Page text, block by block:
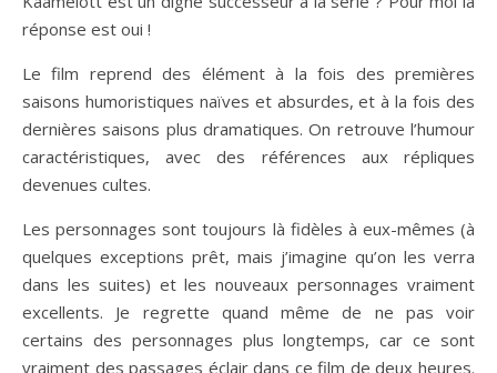
réponse est oui !
Le film reprend des élément à la fois des premières
saisons humoristiques naïves et absurdes, et à la fois des
dernières saisons plus dramatiques. On retrouve l’humour
caractéristiques, avec des références aux répliques
devenues cultes.
Les personnages sont toujours là fidèles à eux-mêmes (à
quelques exceptions prêt, mais j’imagine qu’on les verra
dans les suites) et les nouveaux personnages vraiment
excellents. Je regrette quand même de ne pas voir
certains des personnages plus longtemps, car ce sont
vraiment des passages éclair dans ce film de deux heures.